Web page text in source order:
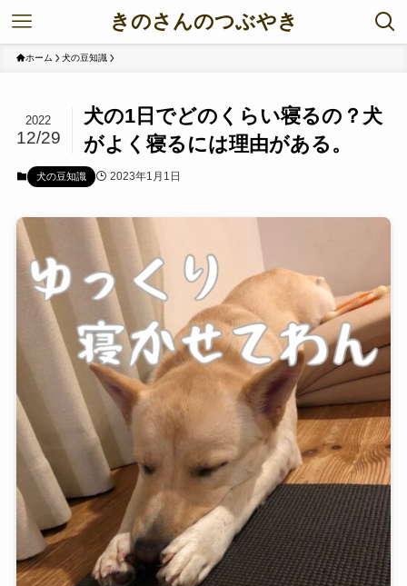
きのさんのつぶやき
ホーム 犬の豆知識
犬の1日でどのくらい寝るの？犬
がよく寝るには理由がある。
2022
12/29
犬の豆知識 2023年1月1日